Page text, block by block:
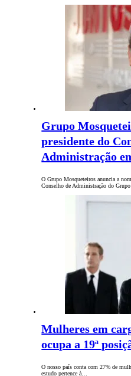
Grupo
presidente do
Administração
O Grupo Mosqueteiros anuncia a
Conselho de Administração do
Mulheres em
ocupa a 19ª
O nosso país conta com 27% de
estudo pertence à…